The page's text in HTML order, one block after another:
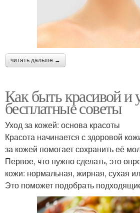
читать дальше →
Как быть красивой и
бесплатные советы
Уход за кожей: основа красоты
Красота начинается с здоровой
за кожей помогает сохранить её
Первое, что нужно сделать, это
кожи: нормальная, жирная, сухая
Это поможет подобрать